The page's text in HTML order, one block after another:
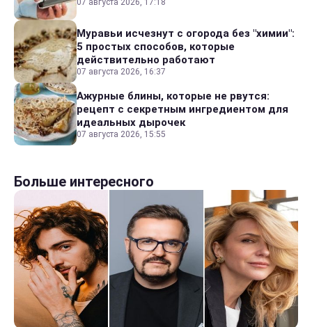
07 августа 2026, 17:18
Муравьи исчезнут с огорода без "химии":
5 простых способов, которые
действительно работают
07 августа 2026, 16:37
Ажурные блины, которые не рвутся:
рецепт с секретным ингредиентом для
идеальных дырочек
07 августа 2026, 15:55
Больше интересного